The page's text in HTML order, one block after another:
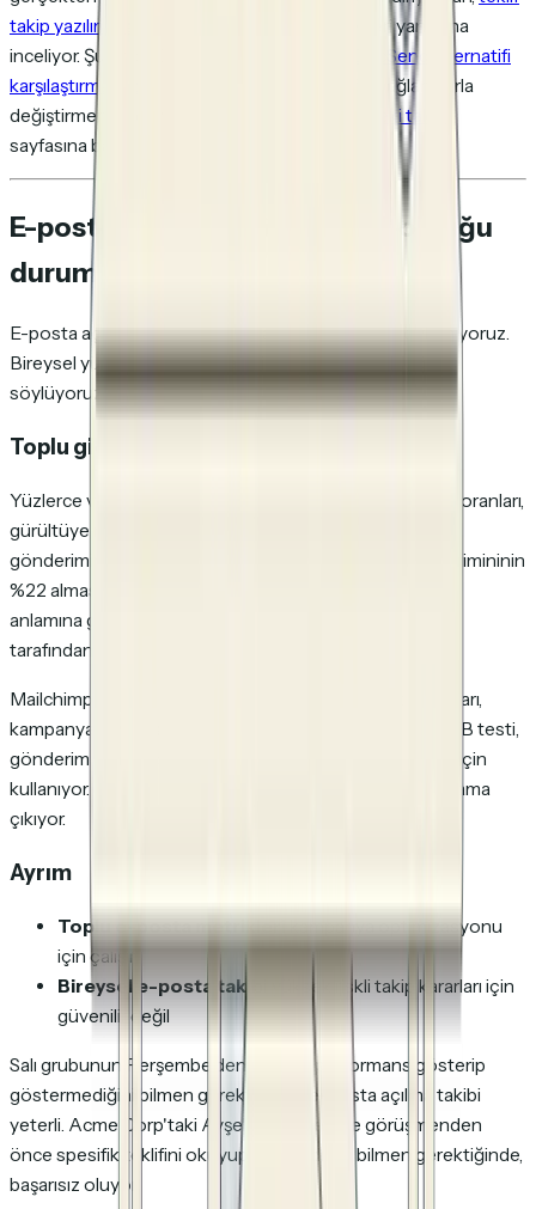
takip yazılımı karşılaştırmamız
öncü seçenekleri yan yana
inceliyor. Şu anda DocSend kullanıyorsan,
DocSend alternatifi
karşılaştırmamıza
göz at. Ekleri takip edilebilir bağlantılarla
değiştirmenin adım adım rehberi için
E-posta eki takibi
sayfasına bak.
E-posta takibinin hâlâ anlamlı olduğu
durumlar
E-posta açılma takibinin işe yaramaz olduğunu söylemiyoruz.
Bireysel yüksek riskli kararlar için işe yaramaz olduğunu
söylüyoruz.
Toplu giden satış ve kampanyalar
Yüzlerce veya binlerce e-posta genelinde toplu açılma oranları,
gürültüye rağmen hâlâ faydalı bir yönlendirici sinyal. Salı
gönderimininin %34 açılma alması ve Perşembe gönderimininin
%22 alması, muhtemelen Salı slotunun daha iyi olduğu
anlamına gelir — mutlak rakamlar botlar ve Apple MPP
tarafından şişirilmiş olsa bile.
Mailchimp ve HubSpot gibi pazarlama otomasyon araçları,
kampanya seviyesindeki açılma oranlarını konu satırı A/B testi,
gönderim zamanı optimizasyonu ve liste sağlığı izleme için
kullanıyor. Bu ölçekte, gürültü faydalı olacak kadar ortalama
çıkıyor.
Ayrım
Toplu e-posta metriklerikampanya optimizasyonu
için çalışır
Bireysel e-posta takibi
yüksek riskli takip kararları için
güvenilir değil
Salı grubunun Perşembe'den daha iyi performans gösterip
göstermediğini bilmen gerektiğinde, e-posta açılma takibi
yeterli. Acme Corp'taki Ayşe'nin
Perşembe görüşmenden
önce spesifik teklifini okuyup okumadığını bilmen gerektiğinde,
başarısız oluyor.